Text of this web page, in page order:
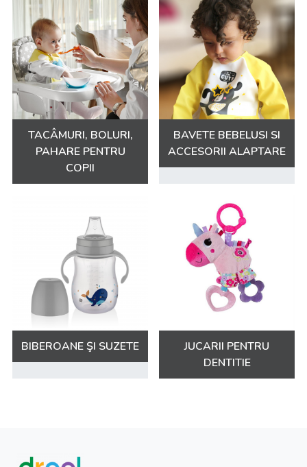
TACÂMURI, BOLURI,
PAHARE PENTRU
COPII
BAVETE BEBELUSI SI
ACCESORII ALAPTARE
BIBEROANE ŞI SUZETE
JUCARII PENTRU
DENTITIE